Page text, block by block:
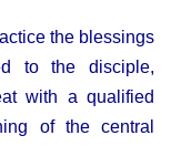
the blessings
to the disciple,
with a qualified
of the central